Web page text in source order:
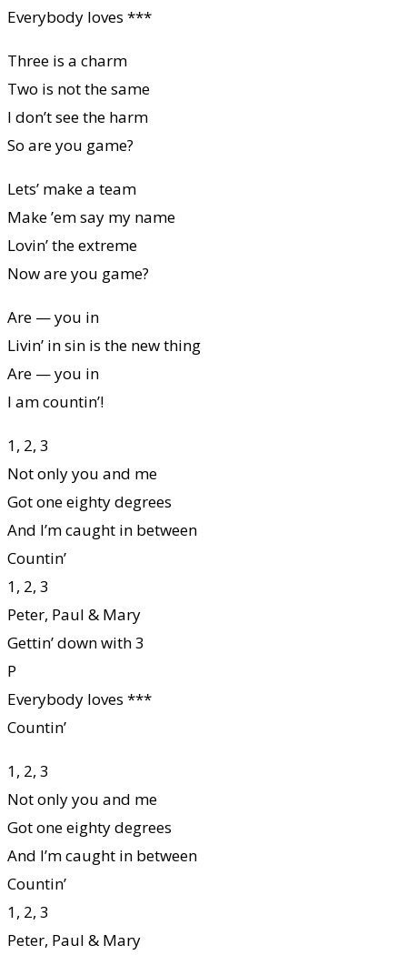
Everybody loves ***
Three is a charm
Two is not the same
I don’t see the harm
So are you game?
Lets’ make a team
Make ’em say my name
Lovin’ the extreme
Now are you game?
Are — you in
Livin’ in sin is the new thing
Are — you in
I am countin’!
1, 2, 3
Not only you and me
Got one eighty degrees
And I’m caught in between
Countin’
1, 2, 3
Peter, Paul & Mary
Gettin’ down with 3
P
Everybody loves ***
Countin’
1, 2, 3
Not only you and me
Got one eighty degrees
And I’m caught in between
Countin’
1, 2, 3
Peter, Paul & Mary